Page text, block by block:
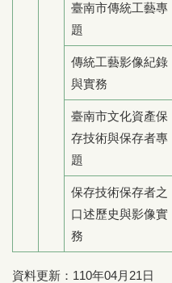
臺南市傳統工藝專
題
傳統工藝影像紀錄
與實務
臺南市文化資產保
存技術與保存者專
題
保存技術保存者之
口述歷史與影像實
務
資料更新：110年04月21日